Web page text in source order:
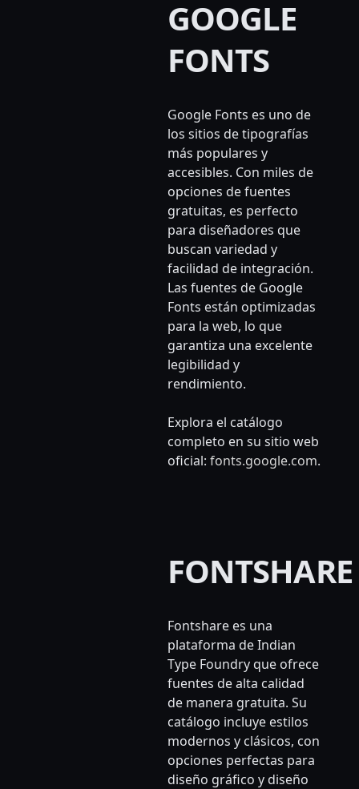
GOOGLE
FONTS
Google Fonts es uno de
los sitios de tipografías
más populares y
accesibles. Con miles de
opciones de fuentes
gratuitas, es perfecto
para diseñadores que
buscan variedad y
facilidad de integración.
Las fuentes de Google
Fonts están optimizadas
para la web, lo que
garantiza una excelente
legibilidad y
rendimiento.
Explora el catálogo
completo en su sitio web
oficial: fonts.google.com.
FONTSHARE
Fontshare es una
plataforma de Indian
Type Foundry que ofrece
fuentes de alta calidad
de manera gratuita. Su
catálogo incluye estilos
modernos y clásicos, con
opciones perfectas para
diseño gráfico y diseño